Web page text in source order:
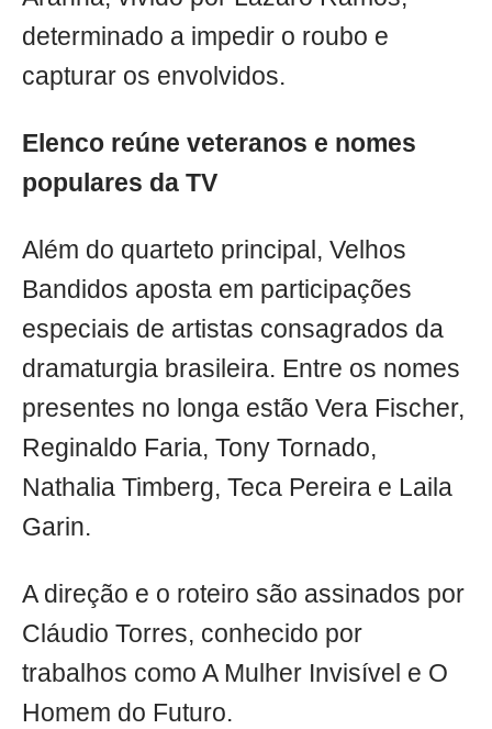
determinado a impedir o roubo e
capturar os envolvidos.
Elenco reúne veteranos e nomes
populares da TV
Além do quarteto principal, Velhos
Bandidos aposta em participações
especiais de artistas consagrados da
dramaturgia brasileira. Entre os nomes
presentes no longa estão Vera Fischer,
Reginaldo Faria, Tony Tornado,
Nathalia Timberg, Teca Pereira e Laila
Garin.
A direção e o roteiro são assinados por
Cláudio Torres, conhecido por
trabalhos como A Mulher Invisível e O
Homem do Futuro.